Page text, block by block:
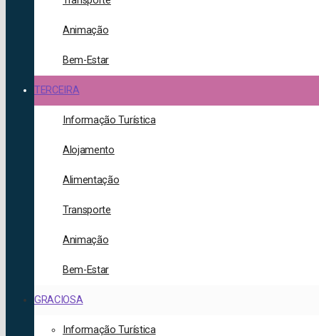
Animação
Bem-Estar
TERCEIRA
Informação Turística
Alojamento
Alimentação
Transporte
Animação
Bem-Estar
GRACIOSA
Informação Turística